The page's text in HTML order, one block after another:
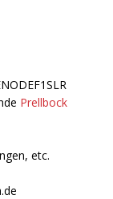
Prellbock
etc.